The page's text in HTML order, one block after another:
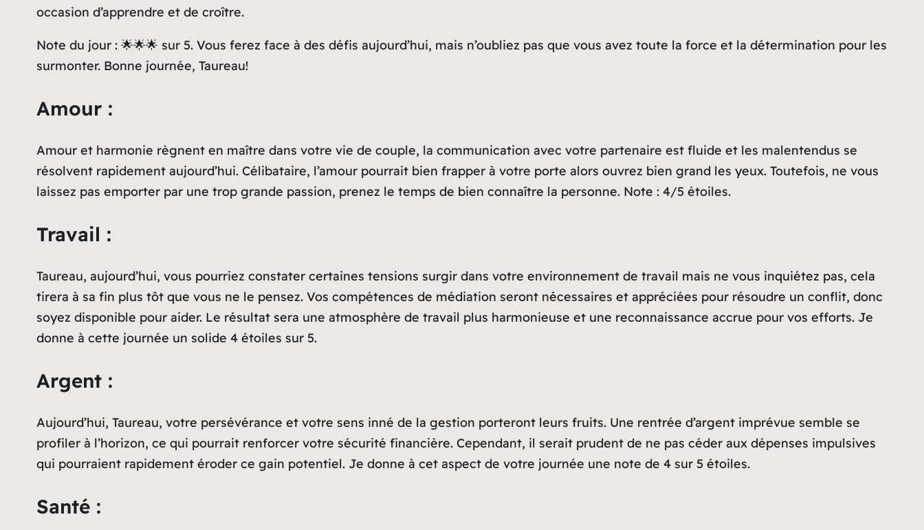
occasion d’apprendre et de croître.
Note du jour : 🌟🌟🌟 sur 5. Vous ferez face à des défis aujourd’hui, mais n’oubliez pas que vous avez toute la force et la détermination pour les
surmonter. Bonne journée, Taureau!
Amour :
Amour et harmonie règnent en maître dans votre vie de couple, la communication avec votre partenaire est fluide et les malentendus se
résolvent rapidement aujourd’hui. Célibataire, l’amour pourrait bien frapper à votre porte alors ouvrez bien grand les yeux. Toutefois, ne vous
laissez pas emporter par une trop grande passion, prenez le temps de bien connaître la personne. Note : 4/5 étoiles.
Travail :
Taureau, aujourd’hui, vous pourriez constater certaines tensions surgir dans votre environnement de travail mais ne vous inquiétez pas, cela
tirera à sa fin plus tôt que vous ne le pensez. Vos compétences de médiation seront nécessaires et appréciées pour résoudre un conflit, donc
soyez disponible pour aider. Le résultat sera une atmosphère de travail plus harmonieuse et une reconnaissance accrue pour vos efforts. Je
donne à cette journée un solide 4 étoiles sur 5.
Argent :
Aujourd’hui, Taureau, votre persévérance et votre sens inné de la gestion porteront leurs fruits. Une rentrée d’argent imprévue semble se
profiler à l’horizon, ce qui pourrait renforcer votre sécurité financière. Cependant, il serait prudent de ne pas céder aux dépenses impulsives
qui pourraient rapidement éroder ce gain potentiel. Je donne à cet aspect de votre journée une note de 4 sur 5 étoiles.
Santé :